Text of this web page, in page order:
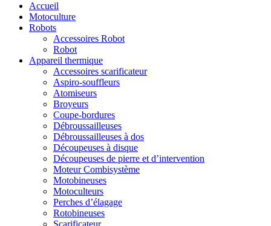
Accueil
Motoculture
Robots
Accessoires Robot
Robot
Appareil thermique
Accessoires scarificateur
Aspiro-souffleurs
Atomiseurs
Broyeurs
Coupe-bordures
Débroussailleuses
Débroussailleuses à dos
Découpeuses à disque
Découpeuses de pierre et d’intervention
Moteur Combisystème
Motobineuses
Motoculteurs
Perches d’élagage
Rotobineuses
Scarificateur